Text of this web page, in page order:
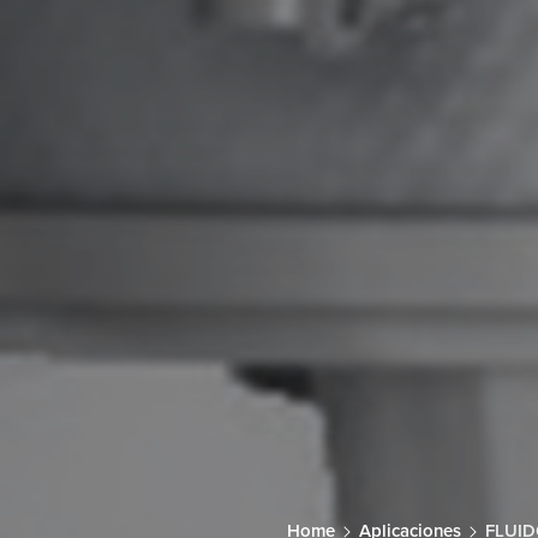
Home Aplicaciones